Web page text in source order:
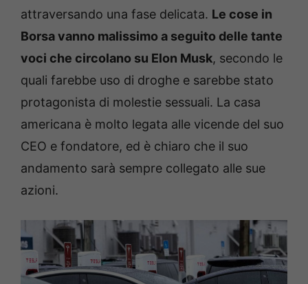
attraversando una fase delicata. Le cose in
Borsa vanno malissimo a seguito delle tante
voci che circolano su Elon Musk, secondo le
quali farebbe uso di droghe e sarebbe stato
protagonista di molestie sessuali. La casa
americana è molto legata alle vicende del suo
CEO e fondatore, ed è chiaro che il suo
andamento sarà sempre collegato alle sue
azioni.